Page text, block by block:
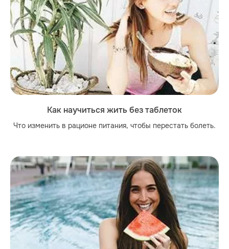
Как научиться жить без таблеток
Что изменить в рационе питания, чтобы перестать болеть.